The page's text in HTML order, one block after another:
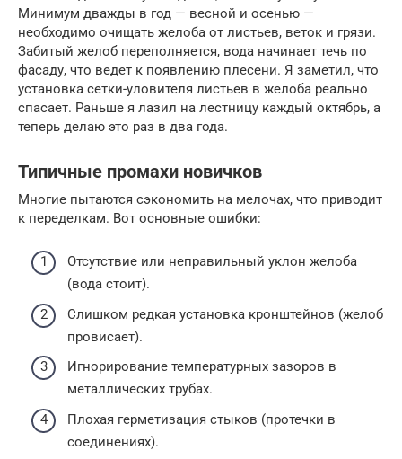
Минимум дважды в год — весной и осенью —
необходимо очищать желоба от листьев, веток и грязи.
Забитый желоб переполняется, вода начинает течь по
фасаду, что ведет к появлению плесени. Я заметил, что
установка сетки-уловителя листьев в желоба реально
спасает. Раньше я лазил на лестницу каждый октябрь, а
теперь делаю это раз в два года.
Типичные промахи новичков
Многие пытаются сэкономить на мелочах, что приводит
к переделкам. Вот основные ошибки:
Отсутствие или неправильный уклон желоба
(вода стоит).
Слишком редкая установка кронштейнов (желоб
провисает).
Игнорирование температурных зазоров в
металлических трубах.
Плохая герметизация стыков (протечки в
соединениях).